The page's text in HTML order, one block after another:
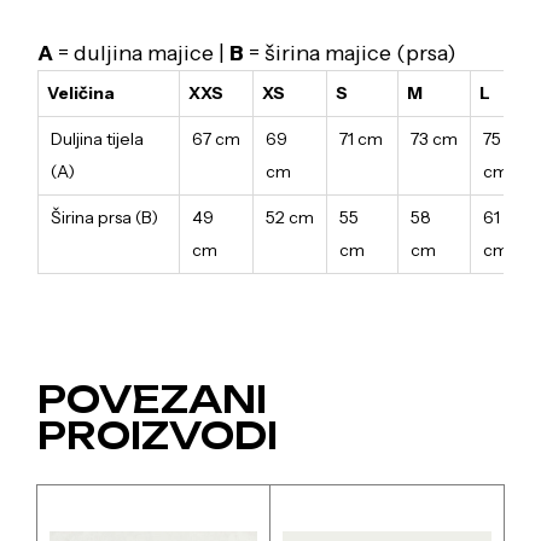
A = duljina majice | B = širina majice (prsa)
Veličina XXS XS S M L
Duljina tijela
(A)
67 cm
69
cm
71 cm 73 cm
75
cm
Širina prsa (B)
49
cm
52 cm
55
cm
58
cm
61
cm
POVEZANI
PROIZVODI